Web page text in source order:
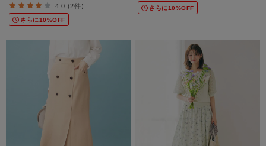
4.0 (2件)
さらに10%OFF
さらに10%OFF